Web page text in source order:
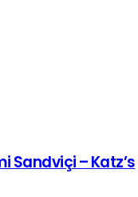
Sandviçi – Katz’s